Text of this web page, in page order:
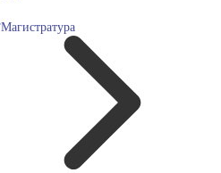
Магистратура